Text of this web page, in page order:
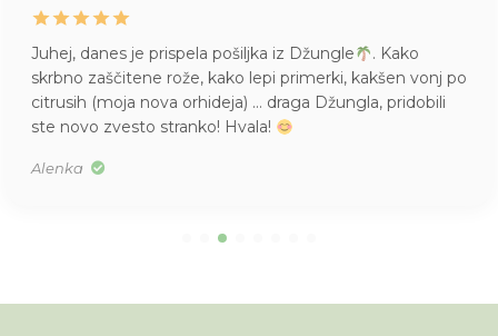
Juhej, danes je prispela pošiljka iz Džungle
. Kako
skrbno zaščitene rože, kako lepi primerki, kakšen vonj po
citrusih (moja nova orhideja) … draga Džungla, pridobili
ste novo zvesto stranko! Hvala!
Alenka